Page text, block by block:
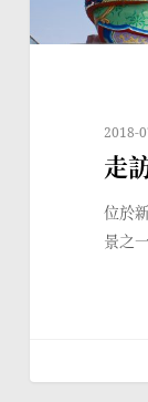
2018-
走
位於
景之